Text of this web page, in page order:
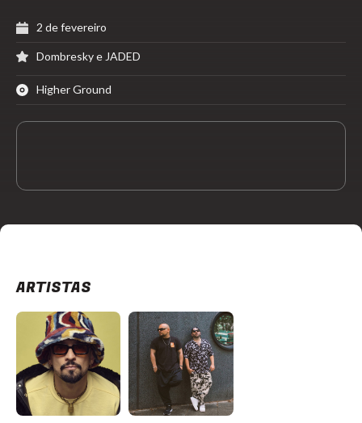
2 de fevereiro
Dombresky e JADED
Higher Ground
ARTISTAS